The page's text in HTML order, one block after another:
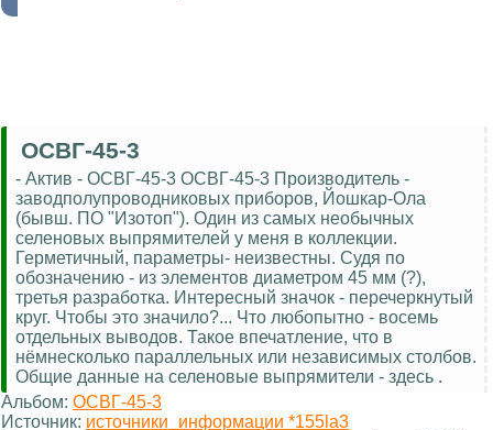
ОСВГ-45-3
- Актив - ОСВГ-45-3 ОСВГ-45-3 Производитель -
заводполупроводниковых приборов, Йошкар-Ола
(бывш. ПО "Изотоп"). Один из самых необычных
селеновых выпрямителей у меня в коллекции.
Герметичный, параметры- неизвестны. Судя по
обозначению - из элементов диаметром 45 мм (?),
третья разработка. Интересный значок - перечеркнутый
круг. Чтобы это значило?... Что любопытно - восемь
отдельных выводов. Такое впечатление, что в
нёмнесколько параллельных или независимых столбов.
Общие данные на селеновые выпрямители - здесь .
Альбом: ОСВГ-45-3
Источник: источники_информации *155la3